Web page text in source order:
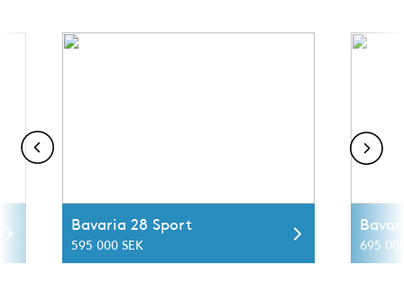
Bavaria 28 Sport
595 000 SEK 695